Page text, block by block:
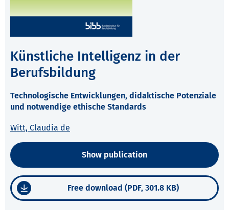
Künstliche Intelligenz in der
Berufsbildung
Technologische Entwicklungen, didaktische Potenziale
und notwendige ethische Standards
Witt, Claudia de
Show publication
Free download (PDF, 301.8 KB)